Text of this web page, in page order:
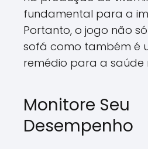
fundamental para a
Portanto, o jogo não
sofá como também é
remédio para a saúde
Monitore Seu
Desempenho